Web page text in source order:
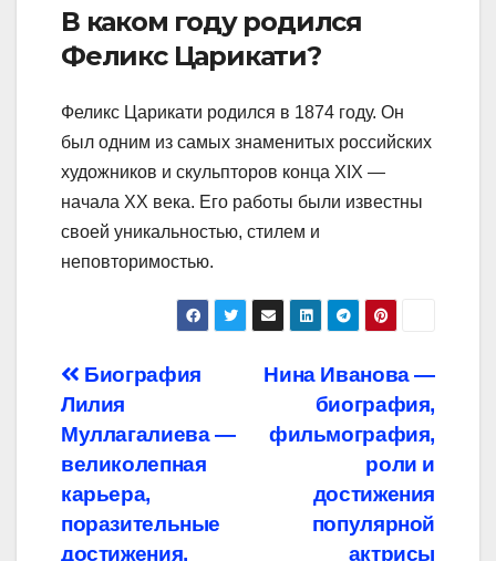
В каком году родился
Феликс Царикати?
Феликс Царикати родился в 1874 году. Он
был одним из самых знаменитых российских
художников и скульпторов конца XIX —
начала XX века. Его работы были известны
своей уникальностью, стилем и
неповторимостью.
Навигация
по
записям
Нина Иванова —
биография,
фильмография,
роли и
достижения
популярной
актрисы
Биография
Лилия
Муллагалиева —
великолепная
карьера,
поразительные
достижения,